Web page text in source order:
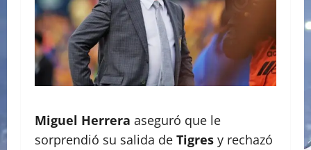
Miguel Herrera aseguró que le
sorprendió su salida de Tigres y rechazó